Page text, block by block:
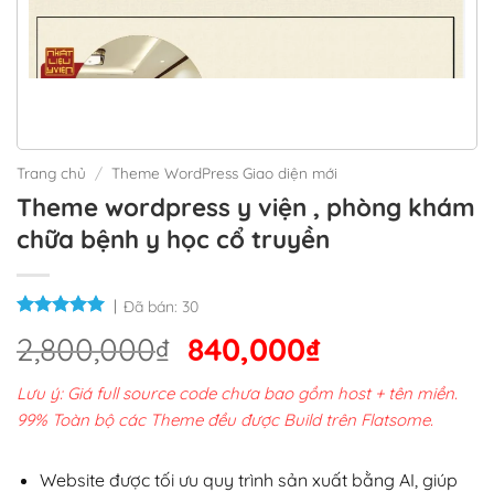
Trang chủ / Theme WordPress Giao diện mới
Theme wordpress y viện , phòng khám
chữa bệnh y học cổ truyền
Đã bán: 30
2,800,000₫ Giá
gốc
là:
2,800,000₫.
840,000₫Giá
hiện
tại
840,000₫.
Lưu ý: Giá full source code chưa bao gồm host + tên miền.
99% Toàn bộ các Theme đều được Build trên Flatsome.
Website được tối ưu quy trình sản xuất bằng AI, giúp